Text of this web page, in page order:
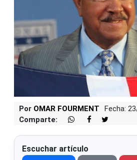
Por OMAR FOURMENT
Fecha:
Comparte:
Escuchar artículo